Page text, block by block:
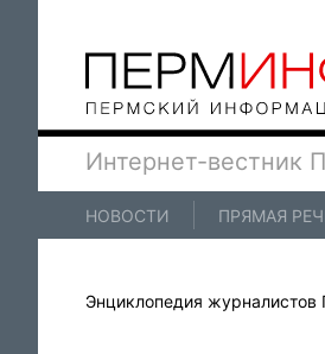
Интернет-вестник
НОВОСТИ ПРЯМАЯ
Энциклопедия журналистов